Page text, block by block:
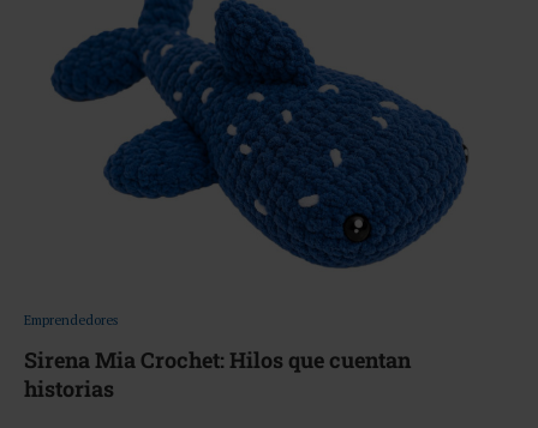
Emprendedores
Sirena Mia Crochet: Hilos que cuentan
historias